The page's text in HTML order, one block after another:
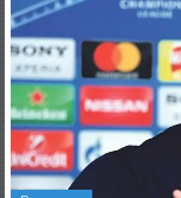
Kanarischen
Inseln